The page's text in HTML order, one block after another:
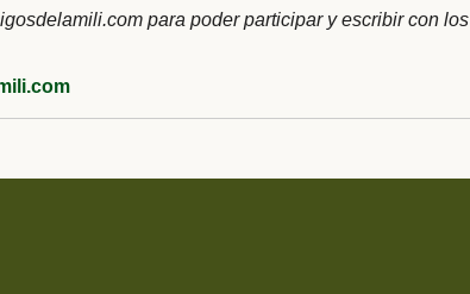
para poder participar y escribir con los